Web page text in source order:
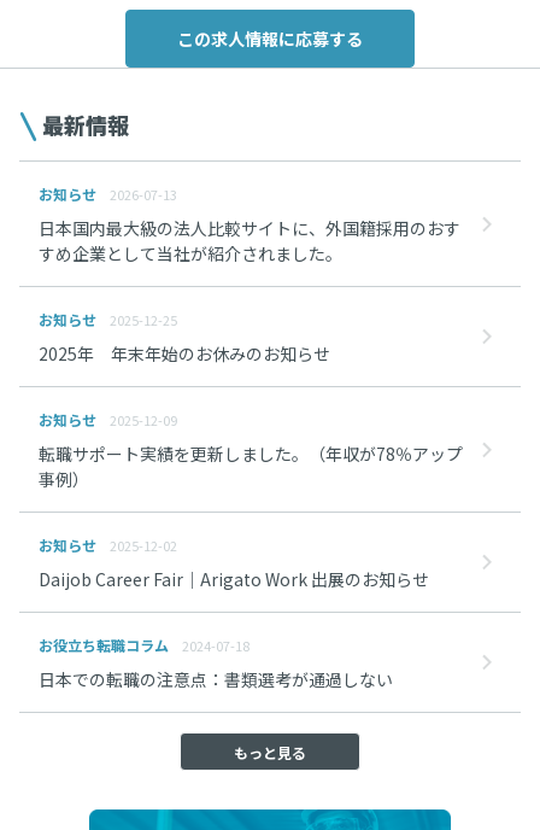
最新情報
お知らせ 2026-07-13
日本国内最大級の法人比較サイトに、外国籍採用のおす
すめ企業として当社が紹介されました。
お知らせ 2025-12-25
2025年 年末年始のお休みのお知らせ
お知らせ 2025-12-09
転職サポート実績を更新しました。（年収が78％アップ
事例）
お知らせ 2025-12-02
Daijob Career Fair｜Arigato Work 出展のお知らせ
お役立ち転職コラム 2024-07-18
日本での転職の注意点：書類選考が通過しない
もっと見る